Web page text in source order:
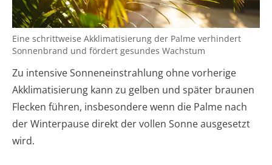
Eine schrittweise Akklimatisierung der Palme verhindert
Sonnenbrand und fördert gesundes Wachstum
Zu intensive Sonneneinstrahlung ohne vorherige
Akklimatisierung kann zu gelben und später braunen
Flecken führen, insbesondere wenn die Palme nach
der Winterpause direkt der vollen Sonne ausgesetzt
wird.